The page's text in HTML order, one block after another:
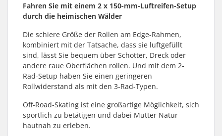
Fahren Sie mit einem 2 x 150-mm-Luftreifen-Setup
durch die heimischen Wälder
Die schiere Größe der Rollen am Edge-Rahmen,
kombiniert mit der Tatsache, dass sie luftgefüllt
sind, lässt Sie bequem über Schotter, Dreck oder
andere raue Oberflächen rollen. Und mit dem 2-
Rad-Setup haben Sie einen geringeren
Rollwiderstand als mit den 3-Rad-Typen.
Off-Road-Skating ist eine großartige Möglichkeit, sich
sportlich zu betätigen und dabei Mutter Natur
hautnah zu erleben.